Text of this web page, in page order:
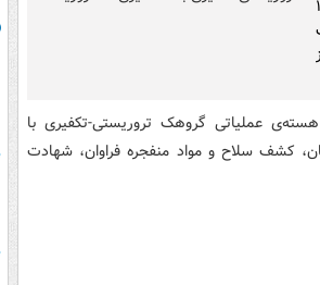
۱۹
، وزارت اطلاعات از انهدام ۴ هسته‌ی عملیاتی گروهک تروریستی-تکفیری با
کشته شدن ۵ نفر از آنان، کشف سلاح و مواد منفجره فراوان، شهادت